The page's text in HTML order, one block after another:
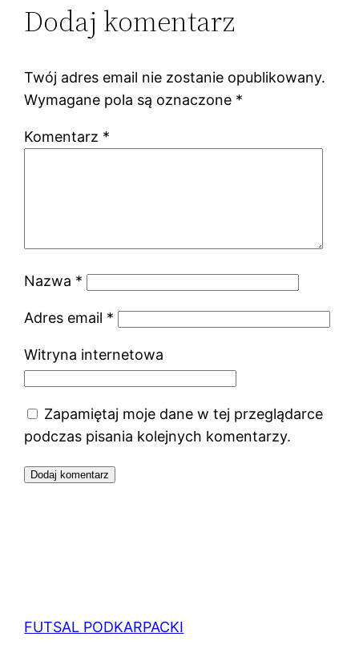
Dodaj komentarz
Twój adres email nie zostanie opublikowany.
Wymagane pola są oznaczone *
Komentarz *
Nazwa *
Adres email *
Witryna internetowa
Zapamiętaj moje dane w tej przeglądarce
podczas pisania kolejnych komentarzy.
FUTSAL PODKARPACKI